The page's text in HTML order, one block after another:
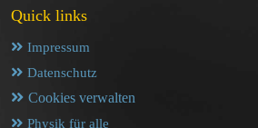
Quick links
Impressum
Datenschutz
Cookies verwalten
Physik für alle